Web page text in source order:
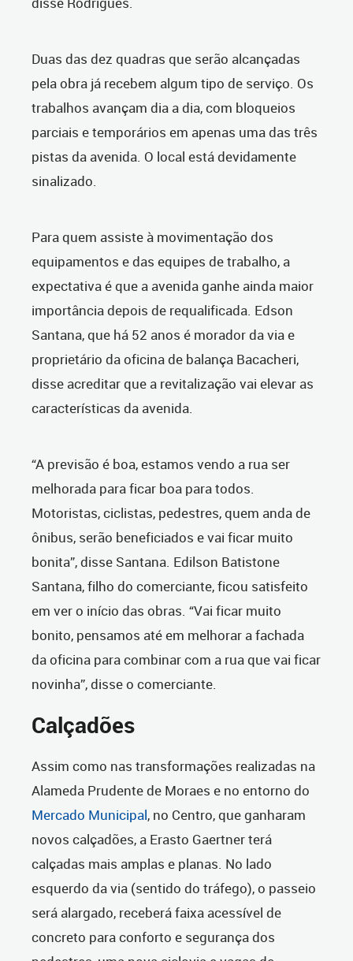
Duas das dez quadras que serão alcançadas
pela obra já recebem algum tipo de serviço. Os
trabalhos avançam dia a dia, com bloqueios
parciais e temporários em apenas uma das três
pistas da avenida. O local está devidamente
sinalizado.
Para quem assiste à movimentação dos
equipamentos e das equipes de trabalho, a
expectativa é que a avenida ganhe ainda maior
importância depois de requalificada. Edson
Santana, que há 52 anos é morador da via e
proprietário da oficina de balança Bacacheri,
disse acreditar que a revitalização vai elevar as
características da avenida.
“A previsão é boa, estamos vendo a rua ser
melhorada para ficar boa para todos.
Motoristas, ciclistas, pedestres, quem anda de
ônibus, serão beneficiados e vai ficar muito
bonita”, disse Santana. Edilson Batistone
Santana, filho do comerciante, ficou satisfeito
em ver o início das obras. “Vai ficar muito
bonito, pensamos até em melhorar a fachada
da oficina para combinar com a rua que vai ficar
novinha”, disse o comerciante.
Calçadões
Assim como nas transformações realizadas na
Alameda Prudente de Moraes e no entorno do
Mercado Municipal, no Centro, que ganharam
novos calçadões, a Erasto Gaertner terá
calçadas mais amplas e planas. No lado
esquerdo da via (sentido do tráfego), o passeio
será alargado, receberá faixa acessível de
concreto para conforto e segurança dos